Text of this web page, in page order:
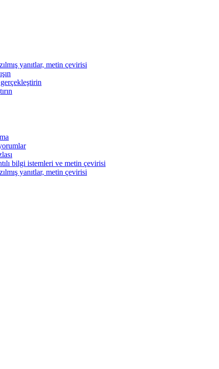
yanıtlar, metin çevirisi
bilgi istemleri ve metin çevirisi
yanıtlar, metin çevirisi